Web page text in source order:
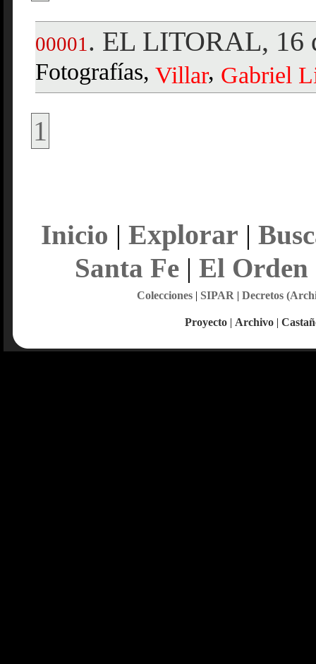
00001 . EL LITORAL, 16
Fotografías, Villar, Gabriel
1
Inicio | Explorar |
Santa Fe| El Orden
Colecciones| SIPAR | Decretos
Proyecto | Archivo |